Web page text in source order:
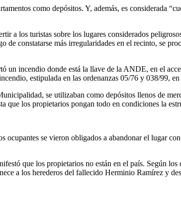
como depósitos. Y, además, es considerada
a los turistas sobre los lugares considerados
constatarse más irregularidades en el recinto, se
un incendio donde está la llave de la ANDE, en el
estipulada en las ordenanzas 05/76 y 038/99,
se utilizaban como depósitos llenos de
que los propietarios pongan todo en condiciones la
se vieron obligados a abandonar el lugar con
que los propietarios no están en el país. Según
a los herederos del fallecido Herminio Ramírez y